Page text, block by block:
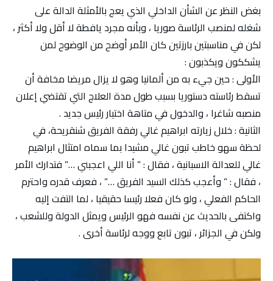
بغض النظر عن الشأن الداخلي الذي يعج بالأمثلة الدالة على
شغله لمنصب الرئاسة صوريا ، وبأنه مجرد يافطة لا أقل ولا أكثر ،
لكن في مناسبتين بارزتين كان الأمر أوضح من الوضوح لمن
يشككون ويكذبون :
الأولى : حين جيء به من ألمانيا وهو لا يزال مريضا مخافة أن
تسقط رئاسته دستوريا بسبب طول مدة العلاج التي تقتضي إعلان
منصبه شاغرا ، والدخول في متاهة اختيار رئيس جديد .
الثانية : خلال زيارته ابراهيم غالي رفقة الفريق شنقريحة، في
لحظة سهو خاطب تبون غالي مشيدا بما سماه امتثال ابراهيم
غالي للعدالة الاسبانية ، فقال : ” أنا اللي اعجبني …” فتدارك الأمر
، فقال : ” وأعجب كذلك السيد الفريق …” ، فعرف قدره واحترم
الحاكم الفعلي ، ولو كان فعلا رئيسا حقيقيا ، لما التفت إليه
واكتفى بالحديث عن نفسه فهو الرئيس ويمثل الدولة وللشعب ،
ولكن في الجزائر ، تبون تابع ووجه لرئاسة أخرى .